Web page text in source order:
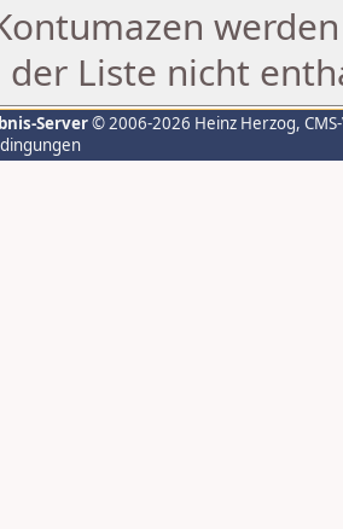
der Liste nicht
Server© 2006-2026 Heinz Herzog,